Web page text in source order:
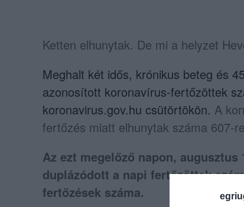
Ketten elhunytak. De mi a helyzet
Meghalt két idős, krónikus beteg és
azonosított koronavírus-fertőzöttek
koronavirus.gov.hu csütörtökön. A
fertőzés miatt elhunytak száma 607-
Az ezt megelőző napon,
duplázódott a napi fertőzöttek
fertőzések száma.